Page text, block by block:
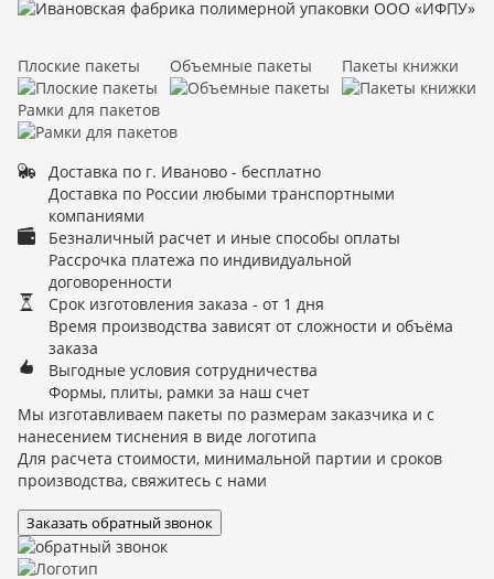
Плоские пакеты Объемные пакеты Пакеты книжки
Рамки для пакетов
Доставка по г. Иваново - бесплатно
Доставка по России любыми транспортными
компаниями
Безналичный расчет и иные способы оплаты
Рассрочка платежа по индивидуальной
договоренности
Срок изготовления заказа - от 1 дня
Время производства зависят от сложности и объёма
заказа
Выгодные условия сотрудничества
Формы, плиты, рамки за наш счет
Мы изготавливаем пакеты по размерам заказчика и с
нанесением тиснения в виде логотипа
Для расчета стоимости, минимальной партии и сроков
производства, свяжитесь с нами
Заказать обратный звонок